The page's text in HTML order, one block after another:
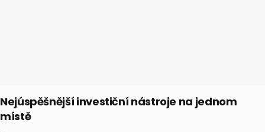
Nejúspěšnější investiční nástroje na jednom
místě